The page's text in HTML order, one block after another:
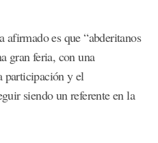
es que “abderitanos
gran feria, con una
participación y el
siendo un referente en la